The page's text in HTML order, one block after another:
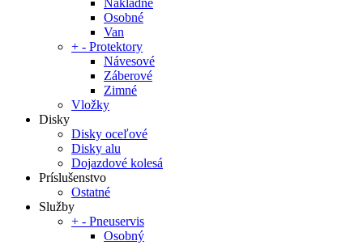
Nákladné
Osobné
Van
+ - Protektory
Návesové
Záberové
Zimné
Vložky
Disky
Disky oceľové
Disky alu
Dojazdové kolesá
Príslušenstvo
Ostatné
Služby
+ - Pneuservis
Osobný